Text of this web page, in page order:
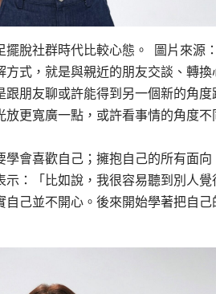
脫社群時代比較心態。 圖片來源
式，就是與親近的朋友交談、轉
朋友聊或許能得到另一個新的角
更寬廣一點，或許看事情的角度
會喜歡自己；擁抱自己的所有面
：「比如說，我很容易聽到別人
己並不開心。後來開始學著把自